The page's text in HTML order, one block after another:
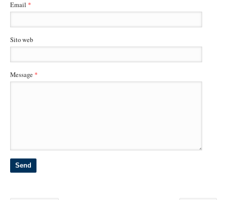
Email *
Sito web
Message *